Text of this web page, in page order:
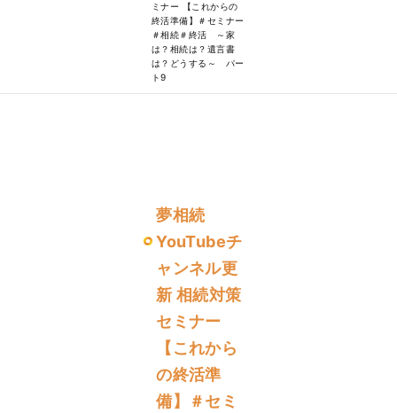
ミナー 【これからの
終活準備】＃セミナー
＃相続＃終活 ～家
は？相続は？遺言書
は？どうする～ パー
ト9
夢相続
YouTubeチ
ャンネル更
新 相続対策
セミナー
【これから
の終活準
備】＃セミ